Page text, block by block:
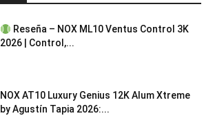
Reseña – NOX ML10 Ventus Control 3K
2026 | Control,...
NOX AT10 Luxury Genius 12K Alum Xtreme
by Agustín Tapia 2026:...